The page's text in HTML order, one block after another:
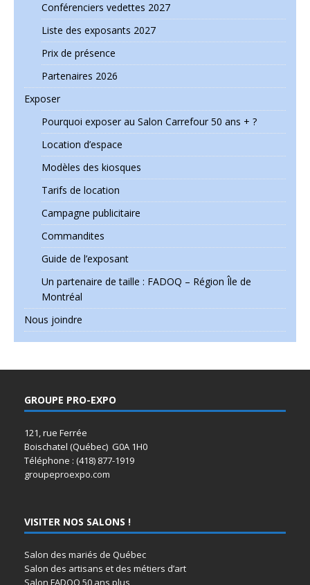
Conférenciers vedettes 2027
Liste des exposants 2027
Prix de présence
Partenaires 2026
Exposer
Pourquoi exposer au Salon Carrefour 50 ans + ?
Location d’espace
Modèles des kiosques
Tarifs de location
Campagne publicitaire
Commandites
Guide de l’exposant
Un partenaire de taille : FADOQ – Région Île de
Montréal
Nous joindre
GROUPE PRO-EXPO
121, rue Ferrée
Boischatel (Québec) G0A 1H0
Téléphone : (418) 877-1919
groupeproexpo.com
VISITER NOS SALONS !
Salon des mariés de Québec
Salon des artisans et des métiers d’art